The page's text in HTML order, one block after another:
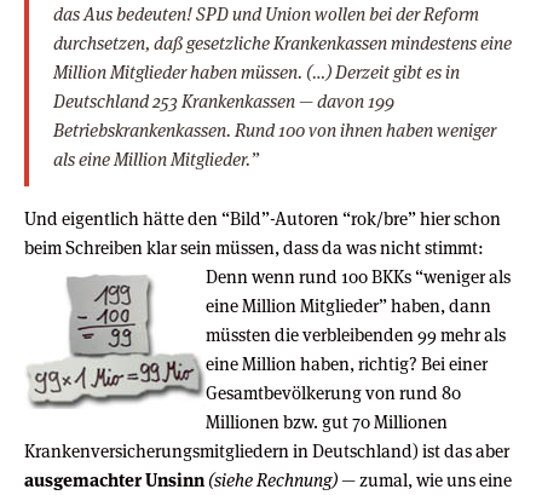
das Aus bedeuten! SPD und Union wollen bei der Reform
durchsetzen, daß gesetzliche Krankenkassen mindestens eine
Million Mitglieder haben müssen. (…) Derzeit gibt es in
Deutschland 253 Krankenkassen — davon 199
Betriebskrankenkassen. Rund 100 von ihnen haben weniger
als eine Million Mitglieder.”
Und eigentlich hätte den “Bild”-Autoren “rok/bre” hier schon
beim Schreiben klar sein müssen, dass da was nicht stimmt:
Denn wenn rund 100 BKKs “weniger als
eine Million Mitglieder” haben, dann
müssten die verbleibenden 99 mehr als
eine Million haben, richtig? Bei einer
Gesamtbevölkerung von rund 80
Millionen bzw. gut 70 Millionen
Krankenversicherungsmitgliedern in Deutschland) ist das aber
ausgemachter Unsinn (siehe Rechnung)— zumal, wie uns eine